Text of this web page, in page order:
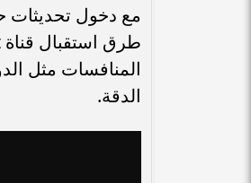
المنافسات مثل
الدقة.